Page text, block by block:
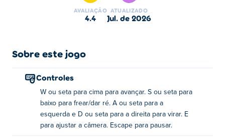
navega por níveis desafiadores. Domine a arte de
estacionar manobrando em espaços apertados,
controles fluidos e ambientes imersivos.
Como jogo Car Parking School?
Avançar: W ou a tecla de seta para cima
Freio / Ré: S ou a tecla de seta para baixo
Girar: Use as teclas A e D ou as setas para a
AVALIAÇÃO
4.4
ATUALIZADO
jul. de 2026
Sobre este jogo
Controles
W ou seta para cima para avançar. S ou seta para
baixo para frear/dar ré. A ou seta para a
esquerda e D ou seta para a direita para virar. E
para ajustar a câmera. Escape para pausar.